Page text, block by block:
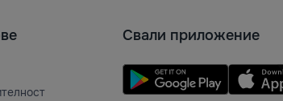
Свали приложение